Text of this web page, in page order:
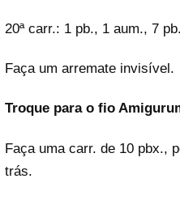
20ª carr.: 1 pb., 1 aum., 7
Faça um arremate invisível.
Troque para o fio
Faça uma carr. de 10 pbx.,
trás.